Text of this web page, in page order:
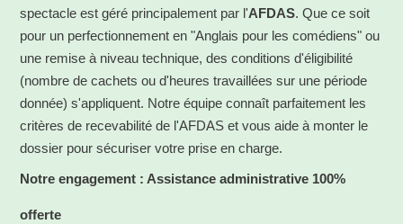
spectacle est géré principalement par l'AFDAS. Que ce soit
pour un perfectionnement en "Anglais pour les comédiens" ou
une remise à niveau technique, des conditions d'éligibilité
(nombre de cachets ou d'heures travaillées sur une période
donnée) s'appliquent. Notre équipe connaît parfaitement les
critères de recevabilité de l'AFDAS et vous aide à monter le
dossier pour sécuriser votre prise en charge.
Notre engagement : Assistance administrative 100%
offerte